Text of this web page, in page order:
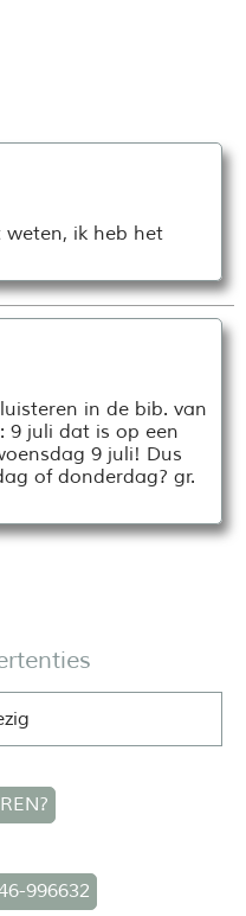
ik heb het
in de bib. van
9 juli dat is op een
9 juli! Dus
of donderdag? gr.
996632